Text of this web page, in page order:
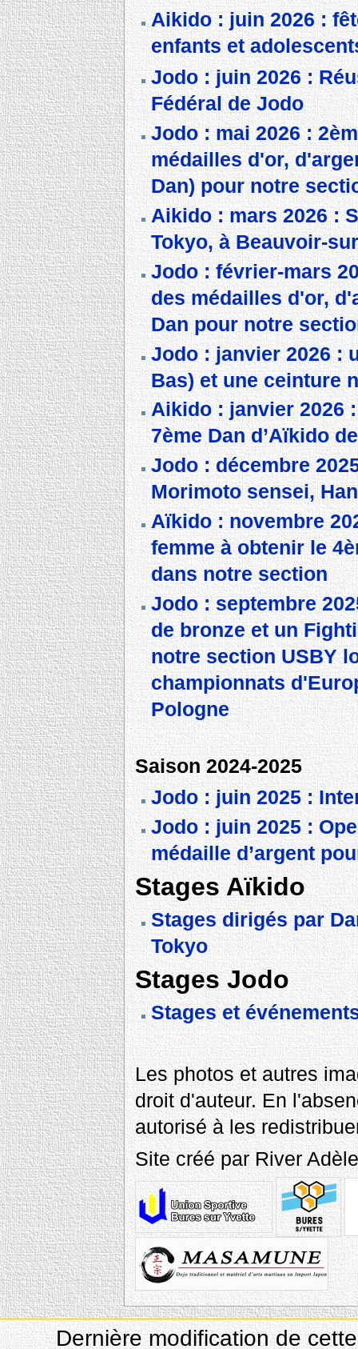
Aikido : juin 2026 :
enfants et
Jodo : juin 2026 :
Fédéral de Jodo
Jodo : mai 2026 :
médailles d'or,
Dan) pour notre
Aikido : mars 2026 :
Tokyo, à Beauvoir-
Jodo : février-mars
des médailles d'or,
Dan pour notre
Jodo : janvier 2026 :
Bas) et une ceinture
Aikido : janvier 2026
7ème Dan d’Aïkido
Jodo : décembre
Morimoto sensei,
Aïkido : novembre
femme à obtenir le
dans notre section
Jodo : septembre
de bronze et un
notre section USBY
championnats
Pologne
Saison 2024-2025
Jodo : juin 2025 :
Jodo : juin 2025 :
médaille d’argent
Stages Aïkido
Stages dirigés par
Tokyo
Stages Jodo
Stages et
Les photos et autres
droit d'auteur. En
autorisé à les
Site créé par River
Dernière modification de